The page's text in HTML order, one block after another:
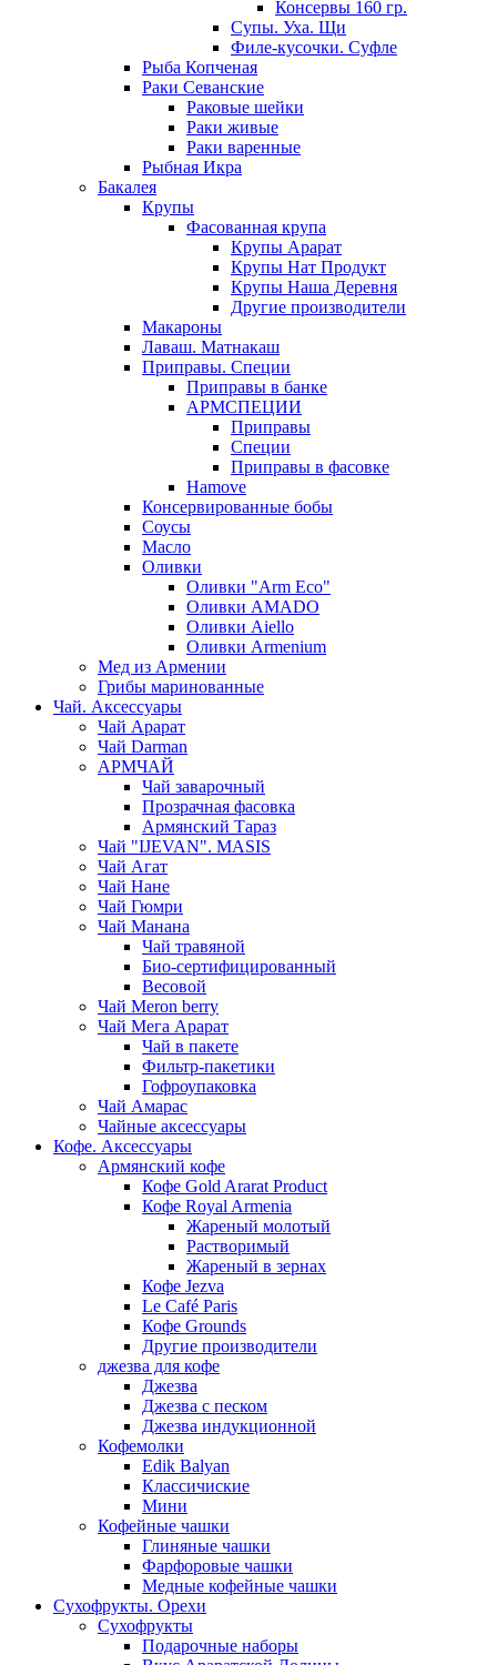
Консервы 160 гр.
Супы. Уха. Щи
Филе-кусочки. Суфле
Рыба Копченая
Раки Севанские
Раковые шейки
Раки живые
Раки варенные
Рыбная Икра
Бакалея
Крупы
Фасованная крупа
Крупы Арарат
Крупы Нат Продукт
Крупы Наша Деревня
Другие производители
Макароны
Лаваш. Матнакаш
Приправы. Специи
Приправы в банке
АРМСПЕЦИИ
Приправы
Специи
Приправы в фасовке
Hamove
Консервированные бобы
Соусы
Масло
Оливки
Оливки "Arm Eco"
Оливки AMADO
Оливки Aiello
Оливки Armenium
Мед из Армении
Грибы маринованные
Чай. Аксессуары
Чай Арарат
Чай Darman
АРМЧАЙ
Чай заварочный
Прозрачная фасовка
Армянский Тараз
Чай "IJEVAN". MASIS
Чай Агат
Чай Нане
Чай Гюмри
Чай Манана
Чай травяной
Био-сертифицированный
Весовой
Чай Meron berry
Чай Мега Арарат
Чай в пакете
Фильтр-пакетики
Гофроупаковка
Чай Амарас
Чайные аксессуары
Кофе. Аксессуары
Армянский кофе
Кофе Gold Ararat Product
Кофе Royal Armenia
Жареный молотый
Растворимый
Жареный в зернах
Кофе Jezva
Le Café Paris
Кофе Grounds
Другие производители
джезва для кофе
Джезва
Джезва с песком
Джезва индукционной
Кофемолки
Edik Balyan
Классичиские
Мини
Кофейные чашки
Глиняные чашки
Фарфоровые чашки
Медные кофейные чашки
Сухофрукты. Орехи
Сухофрукты
Подарочные наборы